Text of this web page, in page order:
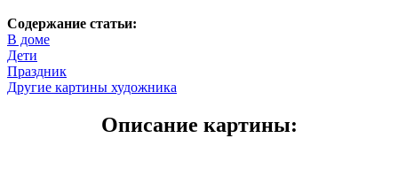
Содержание статьи:
В доме
Дети
Праздник
Другие картины художника
Описание картины: